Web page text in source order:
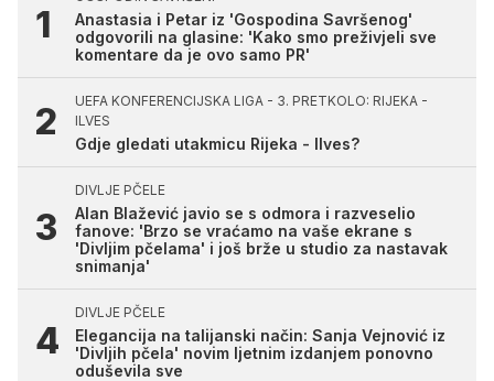
Anastasia i Petar iz 'Gospodina Savršenog'
odgovorili na glasine: 'Kako smo preživjeli sve
komentare da je ovo samo PR'
UEFA KONFERENCIJSKA LIGA - 3. PRETKOLO: RIJEKA -
ILVES
Gdje gledati utakmicu Rijeka - Ilves?
DIVLJE PČELE
Alan Blažević javio se s odmora i razveselio
fanove: 'Brzo se vraćamo na vaše ekrane s
'Divljim pčelama' i još brže u studio za nastavak
snimanja'
DIVLJE PČELE
Elegancija na talijanski način: Sanja Vejnović iz
'Divljih pčela' novim ljetnim izdanjem ponovno
oduševila sve